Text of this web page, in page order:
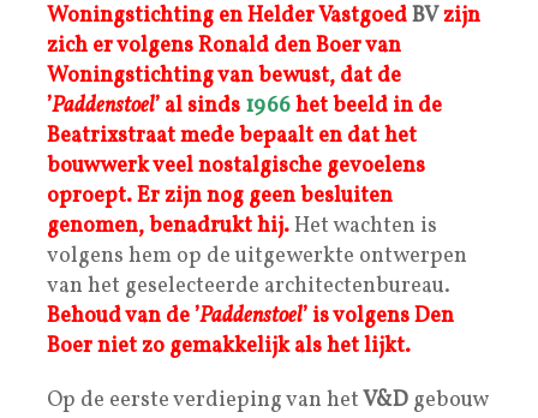
Woningstichting en Helder VastgoedBVzijn
zich er volgens Ronald den Boer van
Woningstichting van bewust, dat de
’Paddenstoel’ al sinds 1966het beeld in de
Beatrixstraat mede bepaalt en dat het
bouwwerk veel nostalgische gevoelens
oproept. Er zijn nog geen besluiten
genomen, benadrukt hij.Het wachten is
volgens hem op de uitgewerkte ontwerpen
van het geselecteerde architectenbureau.
Behoud van de ’Paddenstoel’ is volgens Den
Boer niet zo gemakkelijk als het lijkt.
Op de eerste verdieping van hetV&D gebouw